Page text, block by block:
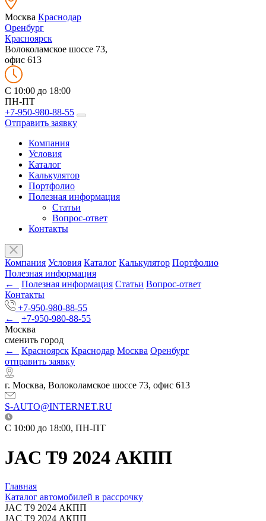
Москва Краснодар
Оренбург
Красноярск
Волоколамское шоссе 73,
офис 613
C 10:00 до 18:00
ПН-ПТ
+7-950-980-88-55
Отправить заявку
Компания
Условия
Каталог
Калькулятор
Портфолио
Полезная информация
Статьи
Вопрос-ответ
Контакты
Компания Условия Каталог Калькулятор Портфолио
Полезная информация
←
Полезная информация Статьи Вопрос-ответ
Контакты
+7-950-980-88-55
←
+7-950-980-88-55
Москва
сменить город
←
Красноярск Краснодар Москва Оренбург
отправить заявку
г. Москва, Волоколамское шоссе 73, офис 613
S-AUTO@INTERNET.RU
C 10:00 до 18:00, ПН-ПТ
JAC T9 2024 АКПП
Главная
Каталог автомобилей в рассрочку
JAC T9 2024 АКПП
JAC T9 2024 АКПП